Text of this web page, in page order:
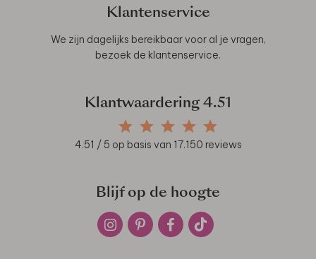
Klantenservice
We zijn dagelijks bereikbaar voor al je vragen,
bezoek de klantenservice.
Klantwaardering 4.51
4.51 / 5 op basis van 17.150 reviews
Blijf op de hoogte